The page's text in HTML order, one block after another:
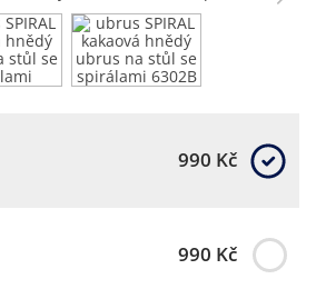
990 Kč
990 Kč